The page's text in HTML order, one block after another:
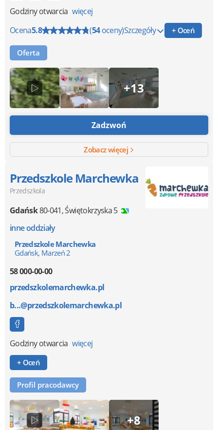
Godziny otwarcia więcej
Ocena5.8 (54oceny)Szczegóły + Oceń
Oferta
+13
Zadzwoń
Zobacz więcej
Przedszkole Marchewka
Przedszkola
Gdańsk80-041,Świętokrzyska 5
inne oddziały
Przedszkole Marchewka
Gdańsk, Marzeń 2
58 000-00-00
przedszkolemarchewka.pl
b...@przedszkolemarchewka.pl
Godziny otwarcia więcej
+ Oceń
Profil pracodawcy
+8